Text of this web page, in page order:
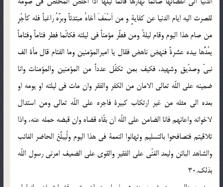
لقصرت اليه ايام الدنيا عن كفايةٍ و من اَسْعَفَ أخاهُ مبتدئاً وبرَّهُ راغباً فله كأجْرِ
من صام هذا اليوم وقام ليلةُ ومن فطَّر مؤمناً فى ليلته فكانّما فطر فئاماً وفئاماً
يعُدُّها بيده عشرةً فنهض ناهض فقال يا اميرالمؤمنين وما الفئام قال مأة الف
نبىّ وصدّيق وشهيد، فكيف بمن تكفّل عدداً من المؤمنين والمؤمنات وانا
ضمينه على اللّه تعالى الامان من الكفر والفقر وان مات فى ليلته او يومه او
بعده الى مثله من غير ارتكاب كبيرة فاجره على اللّه تعالى ومن استدال
لاخوانه واعانهم فانا الضامن على اللّه ان بقّاه قضاه وان قبضه حمله عنه، واذا
تلاقيتم فتصافحوا بالتسليم وتهانوا النعمة فى هذا اليوم ولُيبلَّغ الحاضر الغائب
والشاهد البائن وليعد الغنّى على الفقير والقوى على الضعيف امرنى رسول اللّه
بذلك.30